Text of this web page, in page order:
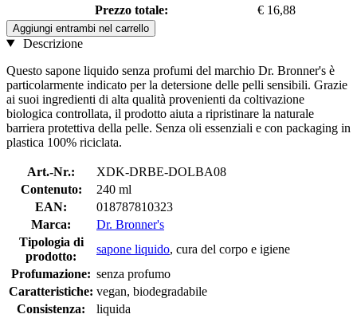
Prezzo totale:
€ 16,88
Aggiungi entrambi nel carrello
Descrizione
Questo sapone liquido senza profumi del marchio Dr. Bronner's è
particolarmente indicato per la detersione delle pelli sensibili. Grazie
ai suoi ingredienti di alta qualità provenienti da coltivazione
biologica controllata, il prodotto aiuta a ripristinare la naturale
barriera protettiva della pelle. Senza oli essenziali e con packaging in
plastica 100% riciclata.
Art.-Nr.:
XDK-DRBE-DOLBA08
Contenuto:
240 ml
EAN:
018787810323
Marca:
Dr. Bronner's
Tipologia di
prodotto:
sapone liquido, cura del corpo e igiene
Profumazione: senza profumo
Caratteristiche: vegan, biodegradabile
Consistenza:
liquida